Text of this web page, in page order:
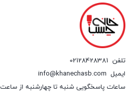
تلفن 02128428381
ایمیل info@khanechasb.com
ساعات پاسخگویی شنبه تا چهارشنبه از ساعت 9 الی 19 و پنج شنبه از 9 الی 14